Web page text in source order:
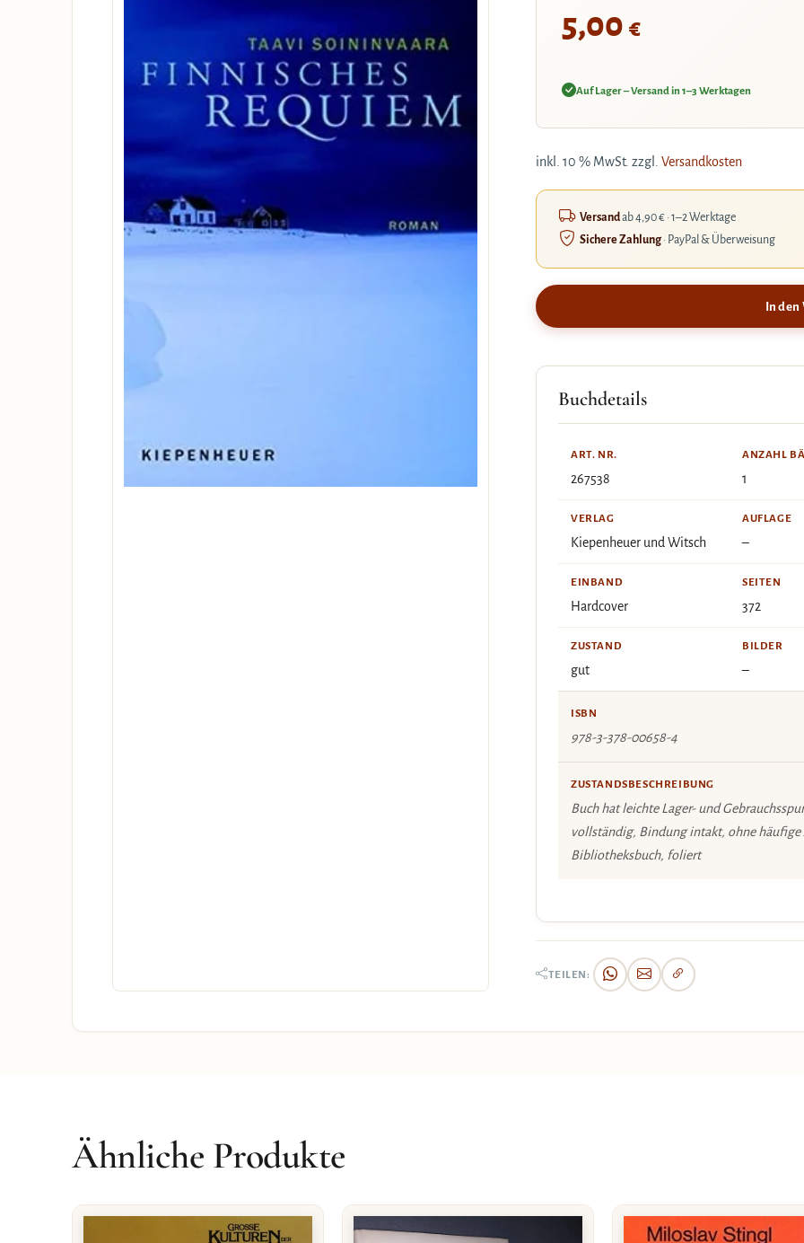
5,00 €
Auf Lager – Versand in 1–3 Werktagen
inkl. 10 % MwSt. zzgl. Versandkosten
Versandab 4,90 € · 1–2 Werktage
Sichere Zahlung· PayPal & Überweisung
In den
Buchdetails
ART. NR.
267538
ANZAHL
1
VERLAG
Kiepenheuer und Witsch
AUFLAGE
–
EINBAND
Hardcover
SEITEN
372
ZUSTAND
gut
BILDER
–
ISBN
978-3-378-00658-4
ZUSTANDSBESCHREIBUNG
Buch hat leichte Lager- und
vollständig, Bindung intakt, ohne häufige
Bibliotheksbuch, foliert
TEILEN:
Ähnliche Produkte